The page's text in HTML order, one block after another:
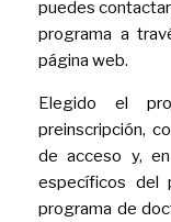
puedes
programa a
página web.
Elegido el
preinscripción,
de acceso y,
específicos del
programa de